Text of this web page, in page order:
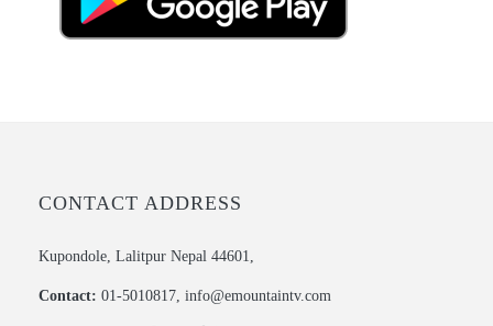
CONTACT ADDRESS
Kupondole, Lalitpur Nepal 44601,
Contact: 01-5010817, info@emountaintv.com